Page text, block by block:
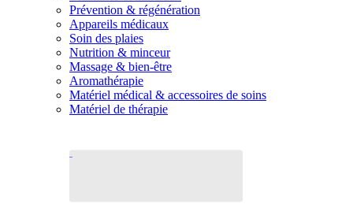
Prévention & régénération
Appareils médicaux
Soin des plaies
Nutrition & minceur
Massage & bien-être
Aromathérapie
Matériel médical & accessoires de soins
Matériel de thérapie